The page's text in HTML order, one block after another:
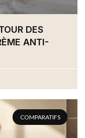
DES
ANTI-
COMPARATIFS